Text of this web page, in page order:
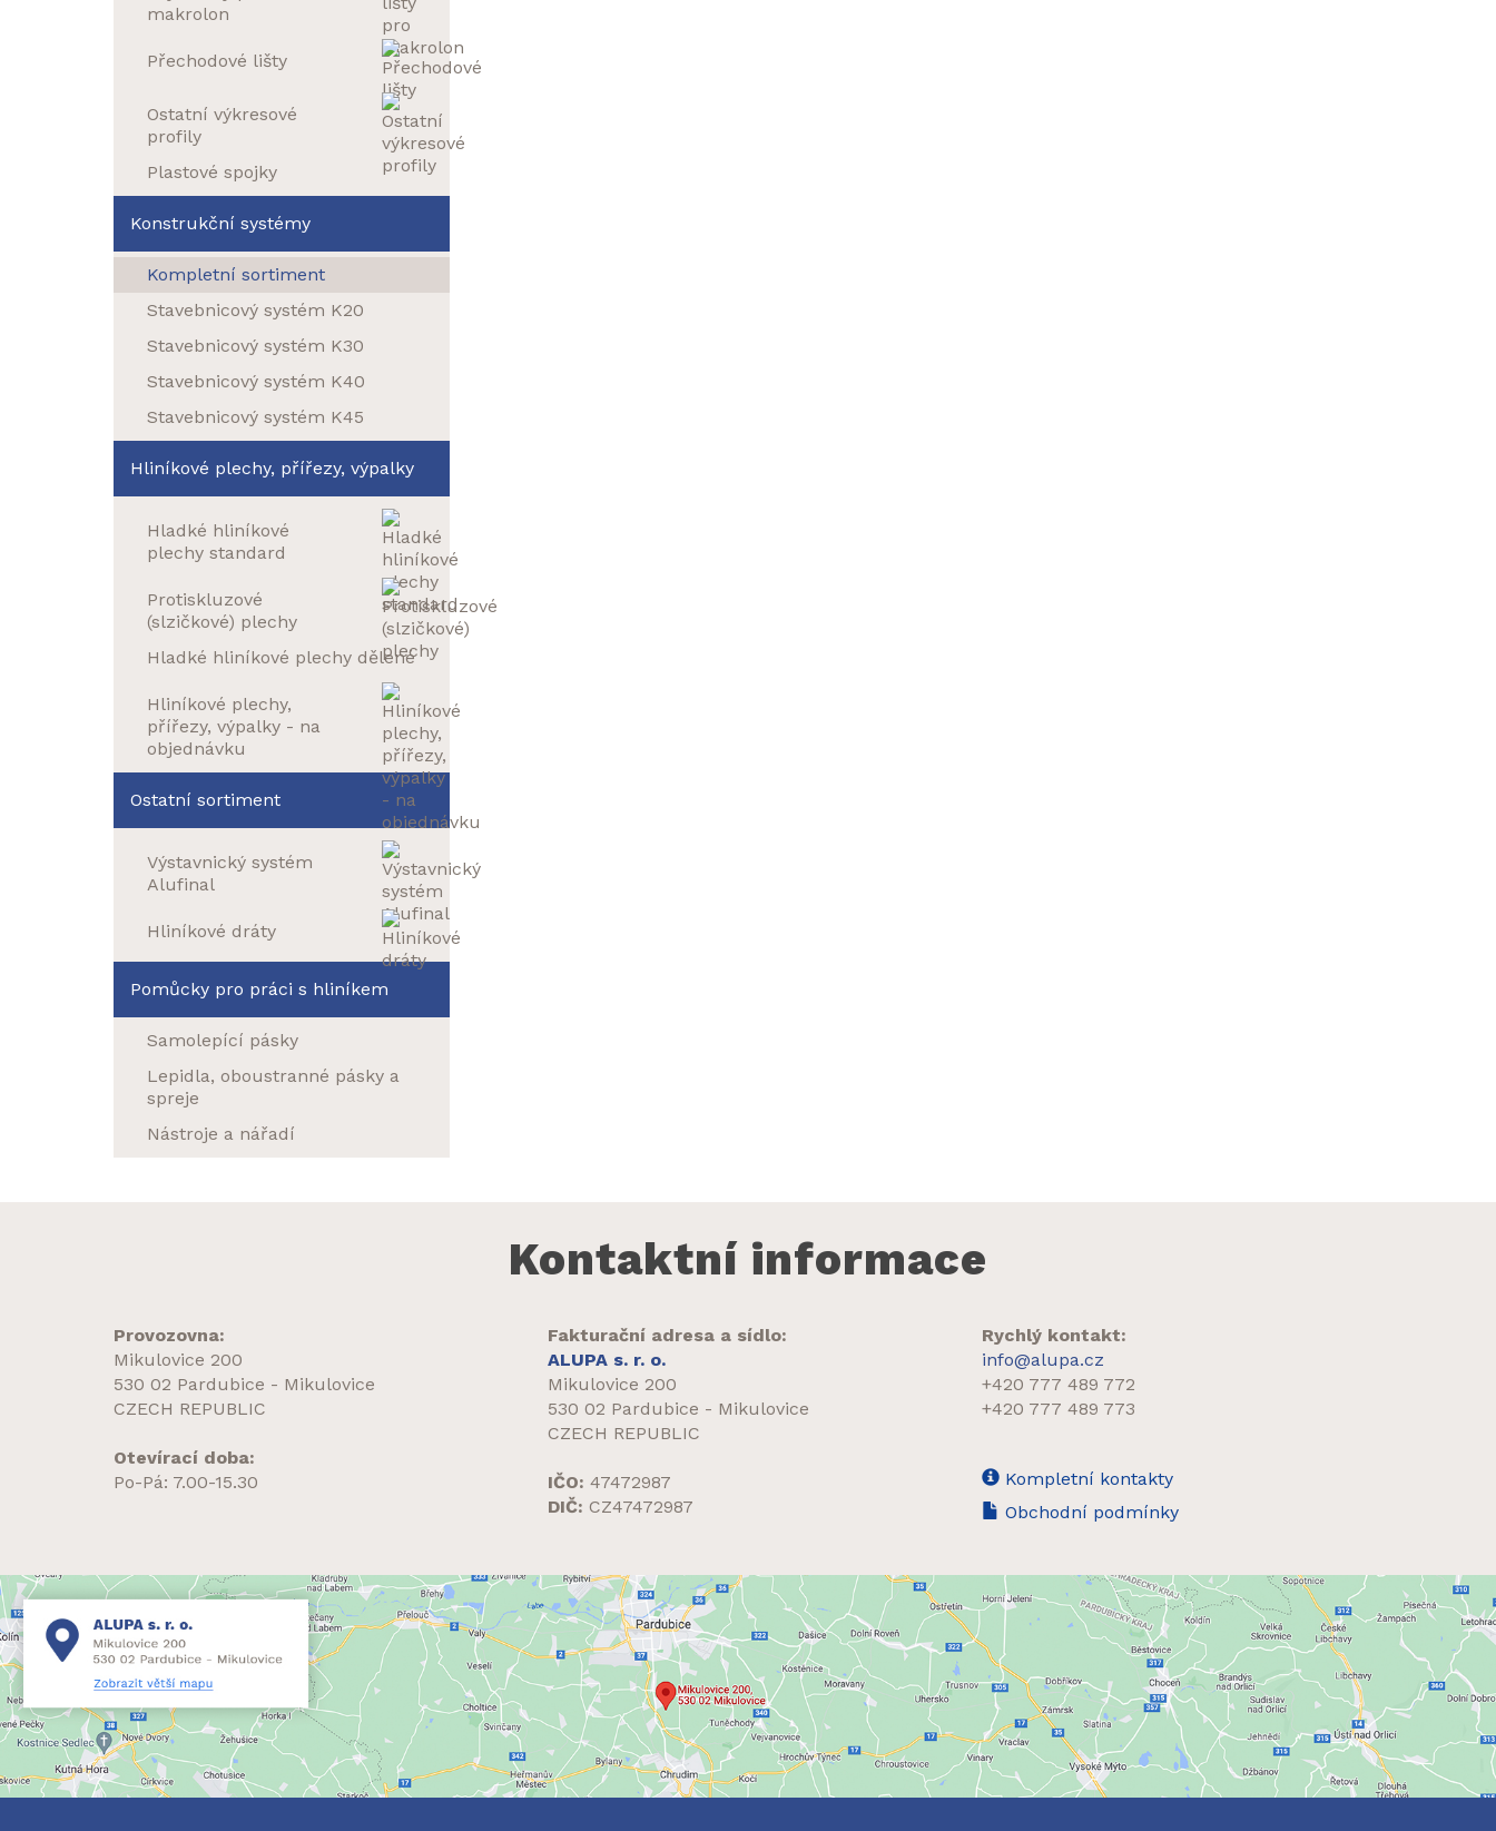
makrolon
Přechodové lišty
Ostatní výkresové
profily
Plastové spojky
Konstrukční systémy
Kompletní sortiment
Stavebnicový systém K20
Stavebnicový systém K30
Stavebnicový systém K40
Stavebnicový systém K45
Hliníkové plechy, přířezy, výpalky
Hladké hliníkové
plechy standard
Protiskluzové
(slzičkové) plechy
Hladké hliníkové plechy dělené
Hliníkové plechy,
přířezy, výpalky - na
objednávku
Ostatní sortiment
Výstavnický systém
Alufinal
Hliníkové dráty
Pomůcky pro práci s hliníkem
Samolepící pásky
Lepidla, oboustranné pásky a
spreje
Nástroje a nářadí
Kontaktní informace
Provozovna:
Mikulovice 200
530 02 Pardubice - Mikulovice
CZECH REPUBLIC
Otevírací doba:
Po-Pá: 7.00-15.30
Fakturační adresa a sídlo:
ALUPA s. r. o.
Mikulovice 200
530 02 Pardubice - Mikulovice
CZECH REPUBLIC
IČO: 47472987
DIČ: CZ47472987
Rychlý kontakt:
info@alupa.cz
+420 777 489 772
+420 777 489 773
Kompletní kontakty
Obchodní podmínky